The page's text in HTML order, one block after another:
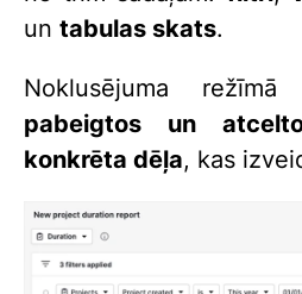
un tabulas skats.
Noklusējuma
pabeigtos un
konkrēta dēļa, kas